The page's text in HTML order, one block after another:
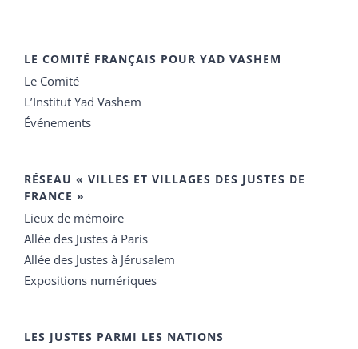
LE COMITÉ FRANÇAIS POUR YAD VASHEM
Le Comité
L’Institut Yad Vashem
Événements
RÉSEAU « VILLES ET VILLAGES DES JUSTES DE
FRANCE »
Lieux de mémoire
Allée des Justes à Paris
Allée des Justes à Jérusalem
Expositions numériques
LES JUSTES PARMI LES NATIONS